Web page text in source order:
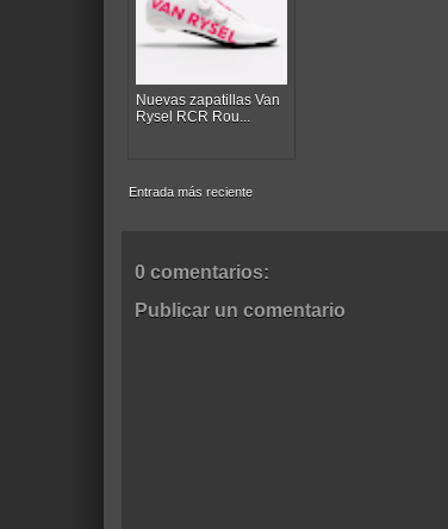
Nuevas zapatillas Van
Rysel RCR Rou...
Entrada más reciente
0 comentarios:
Publicar un comentario